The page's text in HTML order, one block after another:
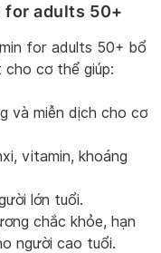
for adults 50+
for adults 50+ bổ
cho cơ thể giúp:
và miễn dịch cho cơ
vitamin, khoáng
lớn tuổi.
chắc khỏe, hạn
người cao tuổi.